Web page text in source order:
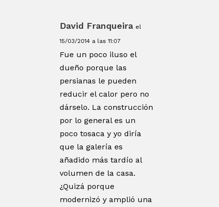
David Franqueira el
15/03/2014 a las 11:07
Fue un poco iluso el
dueño porque las
persianas le pueden
reducir el calor pero no
dárselo. La construcción
por lo general es un
poco tosaca y yo diría
que la galería es
añadido más tardío al
volumen de la casa.
¿Quizá porque
modernizó y amplió una